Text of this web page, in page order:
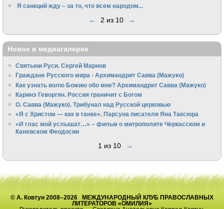
Я санкций жду – за то, что всем народом...
← 2 из 10 →
Новое в медиагалерее
Святыни Руси. Сергей Марнов
Граждане Русского мира - Архимандрит Савва (Мажуко)
Как узнать волю Божию обо мне? Архимандрит Савва (Мажуко)
Каринэ Геворгян. Россия граничит с Богом
О. Савва (Мажуко). Трибунал над Русской церковью
«Я с Христом — как в танке». Парсуна писателя Яна Таксюра
«И глас мой услышат…» – фильм о митрополите Черкасском и
Каневском Феодосии
1 из 10 →
© А. Ковтун 2008–2026 МЕЖДУНАРОДНЫЙ КЛУБ ПРАВОСЛАВНЫХ
ЛИТЕРАТОРОВ «ОМИЛИЯ»